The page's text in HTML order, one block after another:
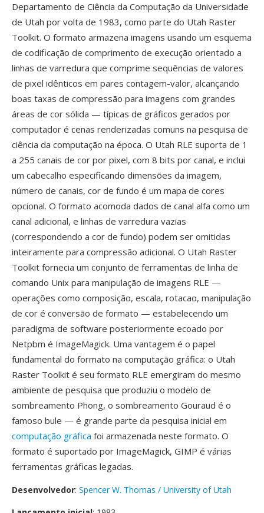
Departamento de Ciência da Computação da Universidade
de Utah por volta de 1983, como parte do Utah Raster
Toolkit. O formato armazena imagens usando um esquema
de codificação de comprimento de execução orientado a
linhas de varredura que comprime sequências de valores
de pixel idênticos em pares contagem-valor, alcançando
boas taxas de compressão para imagens com grandes
áreas de cor sólida — típicas de gráficos gerados por
computador é cenas renderizadas comuns na pesquisa de
ciência da computação na época. O Utah RLE suporta de 1
a 255 canais de cor por pixel, com 8 bits por canal, e inclui
um cabecalho especificando dimensões da imagem,
número de canais, cor de fundo é um mapa de cores
opcional. O formato acomoda dados de canal alfa como um
canal adicional, e linhas de varredura vazias
(correspondendo a cor de fundo) podem ser omitidas
inteiramente para compressão adicional. O Utah Raster
Toolkit fornecia um conjunto de ferramentas de linha de
comando Unix para manipulação de imagens RLE —
operações como composição, escala, rotacao, manipulação
de cor é conversão de formato — estabelecendo um
paradigma de software posteriormente ecoado por
Netpbm é ImageMagick. Uma vantagem é o papel
fundamental do formato na computação gráfica: o Utah
Raster Toolkit é seu formato RLE emergiram do mesmo
ambiente de pesquisa que produziu o modelo de
sombreamento Phong, o sombreamento Gouraud é o
famoso bule — é grande parte da pesquisa inicial em
computação gráfica foi armazenada neste formato. O
formato é suportado por ImageMagick, GIMP é várias
ferramentas gráficas legadas.
Desenvolvedor: Spencer W. Thomas / University of Utah